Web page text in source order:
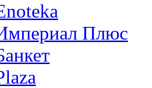
Плюс